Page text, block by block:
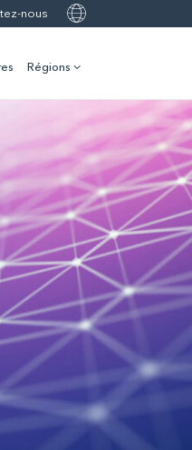
nous
Régions